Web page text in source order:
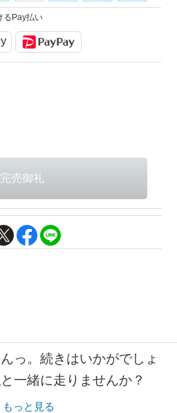
るPay払い
っ。続きはいかがでしょ
一緒に走りませんか？
もっと見る